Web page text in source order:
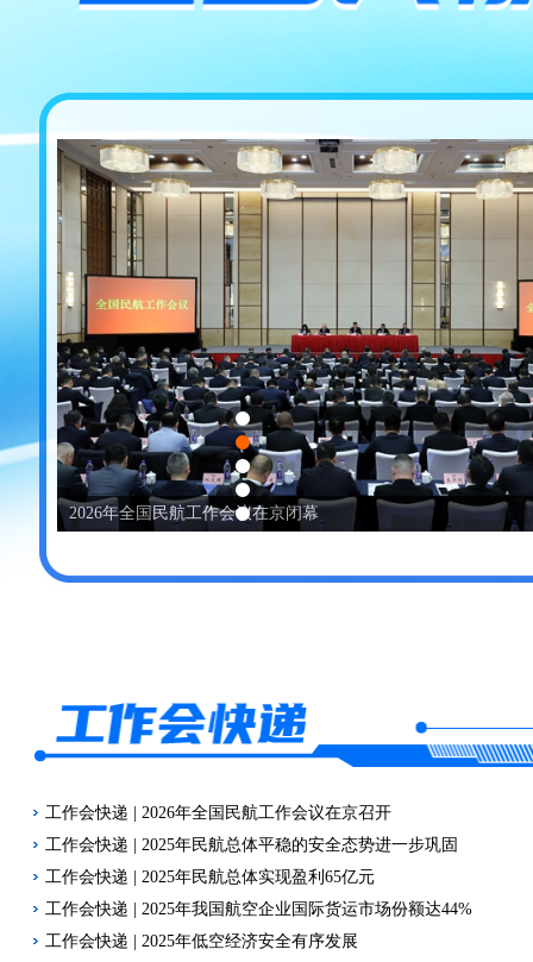
2026年全国民航工作会议在京闭幕
工作会快递 | 2026年全国民航工作会议在京召开
工作会快递 | 2025年民航总体平稳的安全态势进一步巩固
工作会快递 | 2025年民航总体实现盈利65亿元
工作会快递 | 2025年我国航空企业国际货运市场份额达44%
工作会快递 | 2025年低空经济安全有序发展